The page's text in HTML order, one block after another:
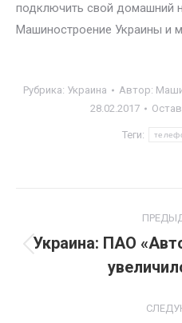
подключить свой домашний
Машиностроение Украины и
Рубрика: Украина Автор:
28.02.2017
Теги:
по
записям
Украина: ПАО